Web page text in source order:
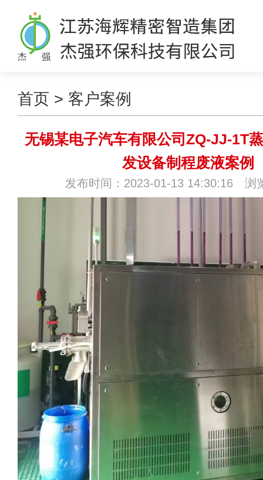
首页 > 客户案例
无锡某电子汽车有限公司ZQ-JJ-1T
发设备制程废液案例
发布时间：2023-01-13 14:30:16 浏